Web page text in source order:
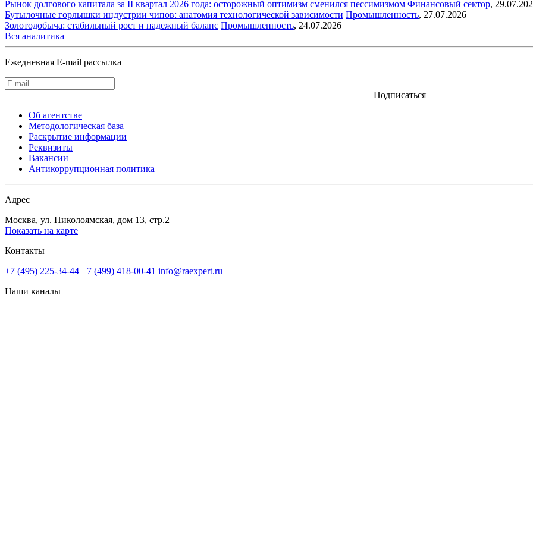
Рынок долгового капитала за II квартал 2026 года: осторожный оптимизм сменился пессимизмом Финансовый сектор,
Бутылочные горлышки индустрии чипов: анатомия технологической зависимости Промышленность, 27.07.2026
Золотодобыча: стабильный рост и надежный баланс Промышленность, 24.07.2026
Вся аналитика
Ежедневная E-mail рассылка
Подписаться
Об агентстве
Методологическая база
Раскрытие информации
Реквизиты
Вакансии
Антикоррупционная политика
Адрес
Москва, ул. Николоямская, дом 13, стр.2
Показать на карте
Контакты
+7 (495) 225-34-44 +7 (499) 418-00-41 info@raexpert.ru
Наши каналы